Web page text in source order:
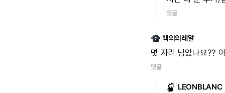
댓글
백의의레알
몇 자리 남았나요??
댓글
LEONBLANC